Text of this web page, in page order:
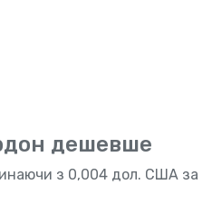
дешевше
з 0,004 дол. США за